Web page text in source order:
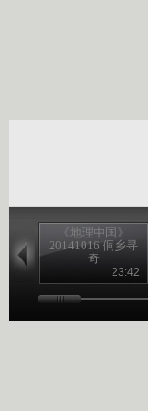
《地理中国》
20141016 侗乡寻
奇
23:42